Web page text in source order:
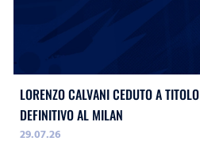
LORENZO CALVANI CEDUTO A TITOLO
DEFINITIVO AL MILAN
29.07.26